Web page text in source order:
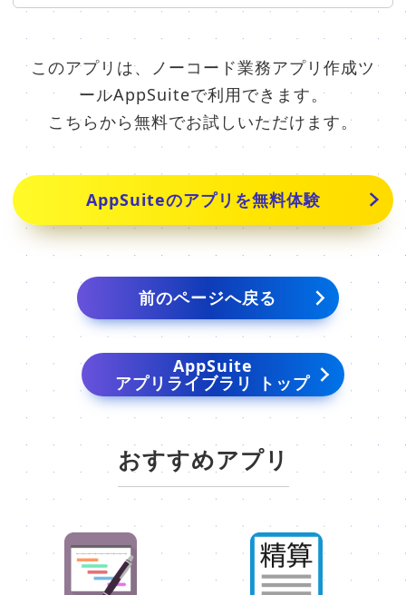
このアプリは、ノーコード業務アプリ作成ツ
ールAppSuiteで利用できます。
こちらから無料でお試しいただけます。
AppSuiteのアプリを無料体験
前のページへ戻る
AppSuite
アプリライブラリ トップ
おすすめアプリ